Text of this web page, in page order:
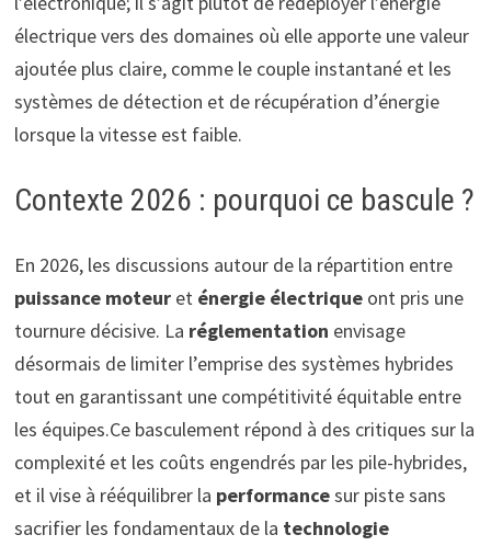
électrique vers des domaines où elle apporte une valeur
ajoutée plus claire, comme le couple instantané et les
systèmes de détection et de récupération d’énergie
lorsque la vitesse est faible.
Contexte 2026 : pourquoi ce bascule ?
En 2026, les discussions autour de la répartition entre
puissance moteuret énergie électriqueont pris une
tournure décisive. La réglementation envisage
désormais de limiter l’emprise des systèmes hybrides
tout en garantissant une compétitivité équitable entre
les équipes.Ce basculement répond à des critiques sur la
complexité et les coûts engendrés par les pile-hybrides,
et il vise à rééquilibrer la performancesur piste sans
sacrifier les fondamentaux de la technologie